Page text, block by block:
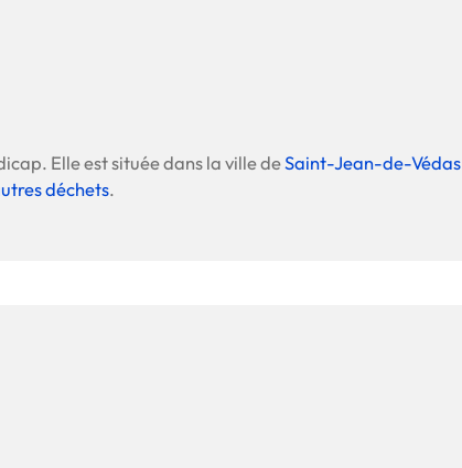
Elle est située dans la ville deSaint-Jean-de-Védas
déchets.